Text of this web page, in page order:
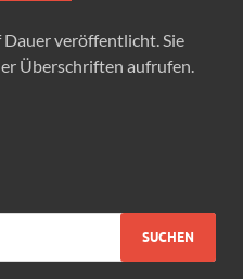
veröffentlicht. Sie
Überschriften aufrufen.